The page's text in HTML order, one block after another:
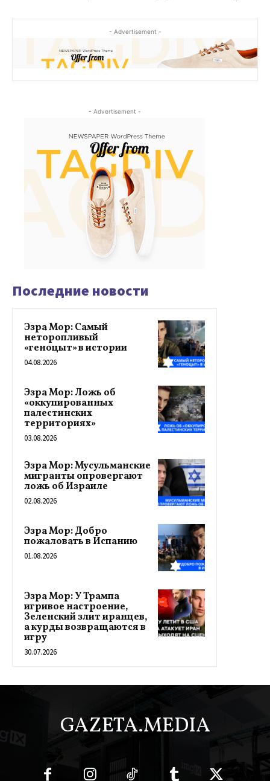
- Advertisement -
- Advertisement -
Последние новости
Эзра Мор: Самый
неторопливый
«геноцыт» в истории
04.08.2026
Эзра Мор: Ложь об
«оккупированных
палестинских
территориях»
03.08.2026
Эзра Мор: Мусульманские
мигранты опровергают
ложь об Израиле
02.08.2026
Эзра Мор: Добро
пожаловать в Испанию
01.08.2026
Эзра Мор: У Трампа
игривое настроение,
Зеленский злит иранцев,
а курды возвращаются в
игру
30.07.2026
GAZETA.MEDIA